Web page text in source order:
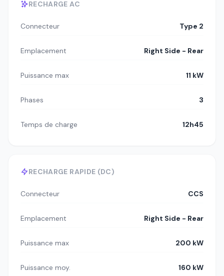
RECHARGE AC
Connecteur Type 2
Emplacement Right Side - Rear
Puissance max 11 kW
Phases 3
Temps de charge 12h45
RECHARGE RAPIDE (DC)
Connecteur CCS
Emplacement Right Side - Rear
Puissance max 200 kW
Puissance moy. 160 kW